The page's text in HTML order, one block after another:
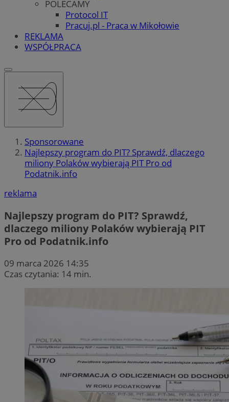
POLECAMY
Protocol IT
Pracuj.pl - Praca w Mikołowie
REKLAMA
WSPÓŁPRACA
Sponsorowane
Najlepszy program do PIT? Sprawdź, dlaczego
miliony Polaków wybierają PIT Pro od
Podatnik.info
reklama
Najlepszy program do PIT? Sprawdź,
dlaczego miliony Polaków wybierają PIT
Pro od Podatnik.info
09 marca 2026 14:35
Czas czytania: 14 min.